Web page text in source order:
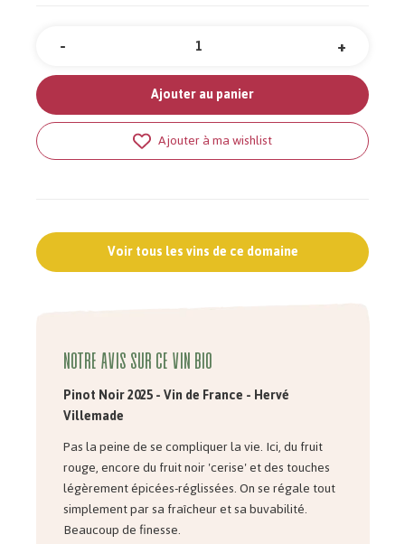
Quantité +
-
Ajouter au panier
Ajouter à ma wishlist
Voir tous les vins de ce domaine
Notre avis sur ce vin bio
Pinot Noir 2025 - Vin de France - Hervé
Villemade
Pas la peine de se compliquer la vie. Ici, du fruit
rouge, encore du fruit noir 'cerise' et des touches
légèrement épicées-réglissées. On se régale tout
simplement par sa fraîcheur et sa buvabilité.
Beaucoup de finesse.